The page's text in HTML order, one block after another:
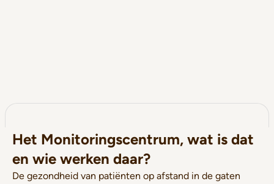
Het Monitoringscentrum, wat is dat
en wie werken daar?
De gezondheid van patiënten op afstand in de gaten